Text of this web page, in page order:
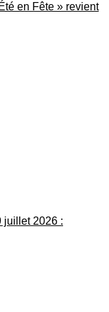
en Fête » revient
juillet 2026 :